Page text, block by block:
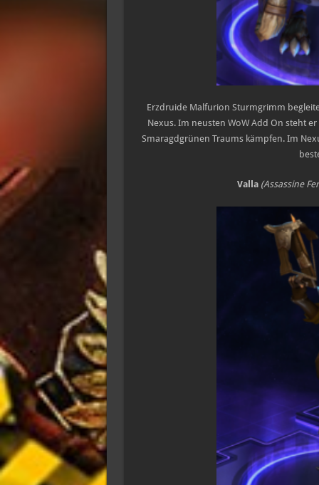
Erzdruide Malfurion Sturmgrimm
Nexus. Im neusten WoW Add On steht
Smaragdgrünen Traums kämpfen. Im
Valla (Assassine